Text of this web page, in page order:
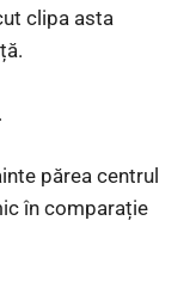
clipa asta
părea centrul
în comparație